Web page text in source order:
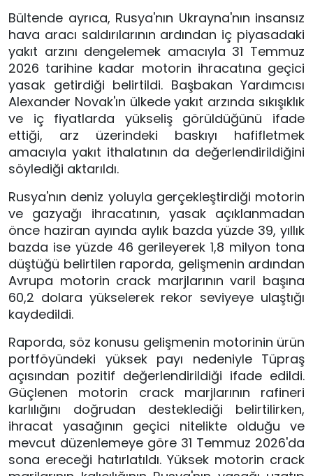
Bültende ayrıca, Rusya'nın Ukrayna'nın insansız
hava aracı saldırılarının ardından iç piyasadaki
yakıt arzını dengelemek amacıyla 31 Temmuz
2026 tarihine kadar motorin ihracatına geçici
yasak getirdiği belirtildi. Başbakan Yardımcısı
Alexander Novak'ın ülkede yakıt arzında sıkışıklık
ve iç fiyatlarda yükseliş görüldüğünü ifade
ettiği, arz üzerindeki baskıyı hafifletmek
amacıyla yakıt ithalatının da değerlendirildiğini
söylediği aktarıldı.
Rusya'nın deniz yoluyla gerçekleştirdiği motorin
ve gazyağı ihracatının, yasak açıklanmadan
önce haziran ayında aylık bazda yüzde 39, yıllık
bazda ise yüzde 46 gerileyerek 1,8 milyon tona
düştüğü belirtilen raporda, gelişmenin ardından
Avrupa motorin crack marjlarının varil başına
60,2 dolara yükselerek rekor seviyeye ulaştığı
kaydedildi.
Raporda, söz konusu gelişmenin motorinin ürün
portföyündeki yüksek payı nedeniyle Tüpraş
açısından pozitif değerlendirildiği ifade edildi.
Güçlenen motorin crack marjlarının rafineri
karlılığını doğrudan desteklediği belirtilirken,
ihracat yasağının geçici nitelikte olduğu ve
mevcut düzenlemeye göre 31 Temmuz 2026'da
sona ereceği hatırlatıldı. Yüksek motorin crack